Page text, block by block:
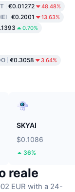
€0.01272 48.48%
€0.2001 13.63%
0.70%
€0.3058 3.64%
SKYAI
$0.1086
36%
reale
EUR with a 24-